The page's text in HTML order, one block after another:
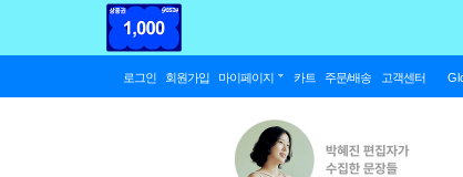
로그인 회원가입 마이페이지 카트 주문/배송 고객센터